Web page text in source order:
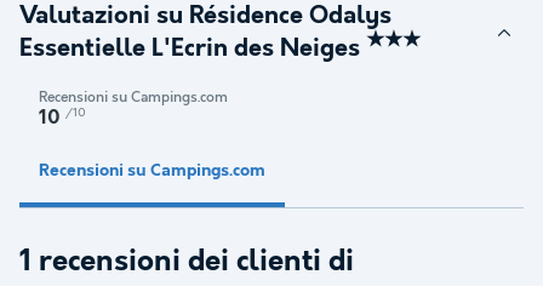
Valutazioni su Résidence Odalys
Essentielle L'Ecrin des Neiges ★★★
Recensioni su Campings.com
10 /10
Recensioni su Campings.com
1 recensioni dei clienti di